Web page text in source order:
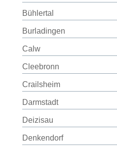
Bühlertal
Burladingen
Calw
Cleebronn
Crailsheim
Darmstadt
Deizisau
Denkendorf